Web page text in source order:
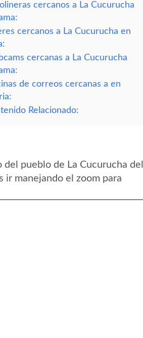
cercanos a La Cucurucha
cercanos a La Cucurucha en
cercanas a La Cucurucha
de correos cercanas a en
Relacionado:
pueblo de La Cucurucha del
ir manejando el zoom para